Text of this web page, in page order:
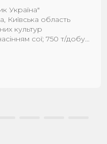
Україна"
Київська область
культур
сої; 750 т/добу
по насінню